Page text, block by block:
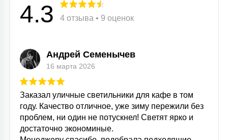
4.3 4 отзыва • 9 оценок
Андрей Семенычев
16 марта 2026
Заказал уличные светильники для кафе в том
году. Качество отличное, уже зиму пережили без
проблем, ни один не потускнел! Светят ярко и
достаточно экономиные.